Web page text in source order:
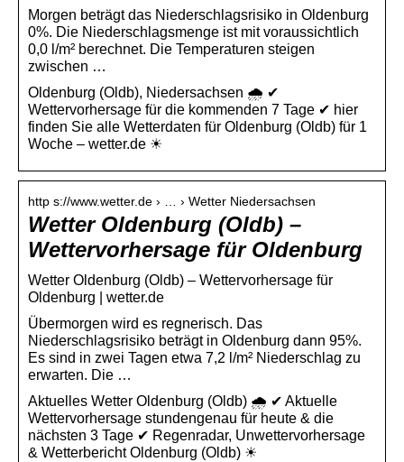
Morgen beträgt das Niederschlagsrisiko in Oldenburg
0%. Die Niederschlagsmenge ist mit voraussichtlich
0,0 l/m² berechnet. Die Temperaturen steigen
zwischen …
Oldenburg (Oldb), Niedersachsen 🌧️ ✔
Wettervorhersage für die kommenden 7 Tage ✔ hier
finden Sie alle Wetterdaten für Oldenburg (Oldb) für 1
Woche – wetter.de ☀
http s://www.wetter.de › … › Wetter Niedersachsen
Wetter Oldenburg (Oldb) –
Wettervorhersage für Oldenburg
Wetter Oldenburg (Oldb) – Wettervorhersage für
Oldenburg | wetter.de
Übermorgen wird es regnerisch. Das
Niederschlagsrisiko beträgt in Oldenburg dann 95%.
Es sind in zwei Tagen etwa 7,2 l/m² Niederschlag zu
erwarten. Die …
Aktuelles Wetter Oldenburg (Oldb) 🌧️ ✔ Aktuelle
Wettervorhersage stundengenau für heute & die
nächsten 3 Tage ✔ Regenradar, Unwettervorhersage
& Wetterbericht Oldenburg (Oldb) ☀